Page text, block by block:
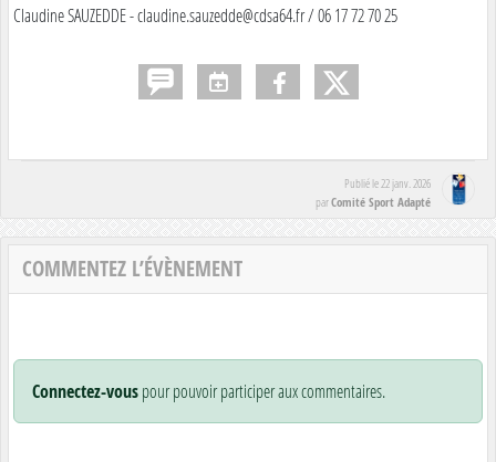
Claudine SAUZEDDE - claudine.sauzedde@cdsa64.fr / 06 17 72 70 25
Publié le 22 janv. 2026
parComité Sport Adapté
COMMENTEZ L’ÉVÈNEMENT
Connectez-vouspour pouvoir participer aux commentaires.